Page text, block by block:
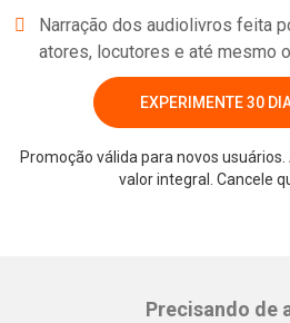
Narração dos audiolivros feita
atores, locutores e até mesmo
EXPERIMENTE 30
Promoção válida para novos
valor integral. Cancele
Precisando de
Whatsapp Facebook